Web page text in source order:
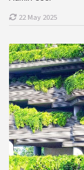
22 May 2025